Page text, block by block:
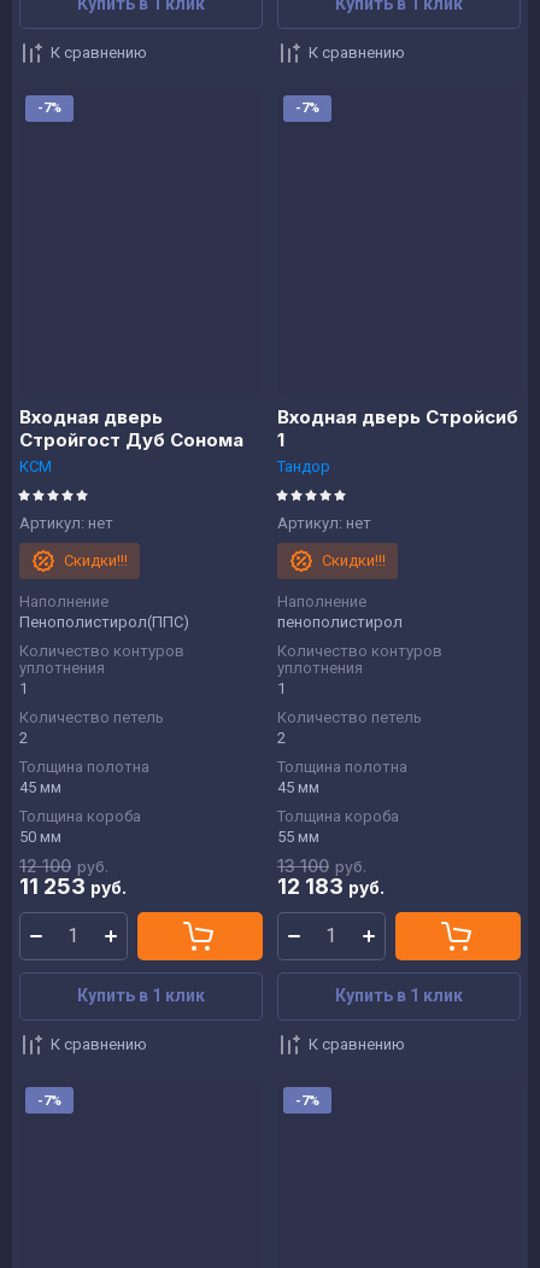
К сравнению К сравнению
-7%
Входная дверь
Стройгост Дуб Сонома
КСМ
Артикул: нет
Скидки!!!
Наполнение
Пенополистирол(ППС)
Количество контуров
уплотнения
1
Количество петель
2
Толщина полотна
45 мм
Толщина короба
50 мм
12 100 руб.
11 253 руб.
Купить в 1 клик
К сравнению
-7%
Входная дверь Стройсиб
1
Тандор
Артикул: нет
Скидки!!!
Наполнение
пенополистирол
Количество контуров
уплотнения
1
Количество петель
2
Толщина полотна
45 мм
Толщина короба
55 мм
13 100 руб.
12 183 руб.
Купить в 1 клик
К сравнению
-7% -7%